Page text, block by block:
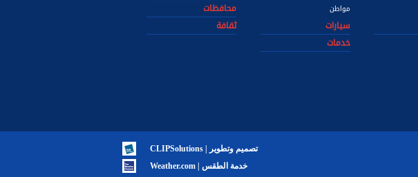
مواطن
محافظات
سيارات
ثقافة
خدمات
تصميم وتطوير | CLIPSolutions
خدمة الطقس | Weather.com